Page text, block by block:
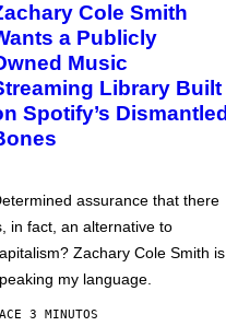
Cole Smith
a Publicly
Music
Library Built
Spotify’s Dismantled
assurance that there
in fact, an alternative to
Zachary Cole Smith is
my language.
3 MINUTOS